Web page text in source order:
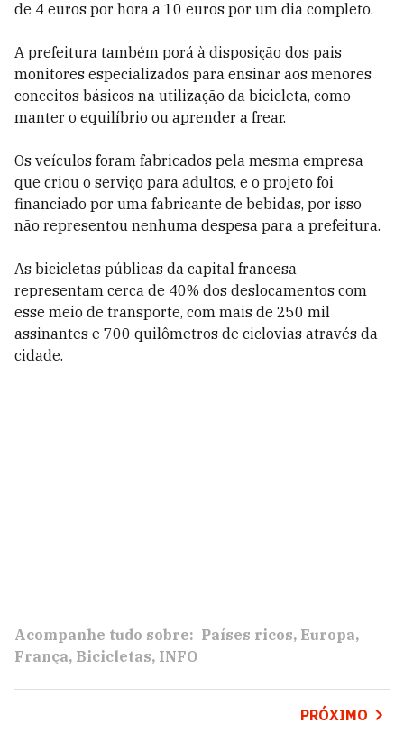
de 4 euros por hora a 10 euros por um dia completo.
A prefeitura também porá à disposição dos pais
monitores especializados para ensinar aos menores
conceitos básicos na utilização da bicicleta, como
manter o equilíbrio ou aprender a frear.
Os veículos foram fabricados pela mesma empresa
que criou o serviço para adultos, e o projeto foi
financiado por uma fabricante de bebidas, por isso
não representou nenhuma despesa para a prefeitura.
As bicicletas públicas da capital francesa
representam cerca de 40% dos deslocamentos com
esse meio de transporte, com mais de 250 mil
assinantes e 700 quilômetros de ciclovias através da
cidade.
Acompanhe tudo sobre: Países ricos Europa
França Bicicletas INFO
PRÓXIMO